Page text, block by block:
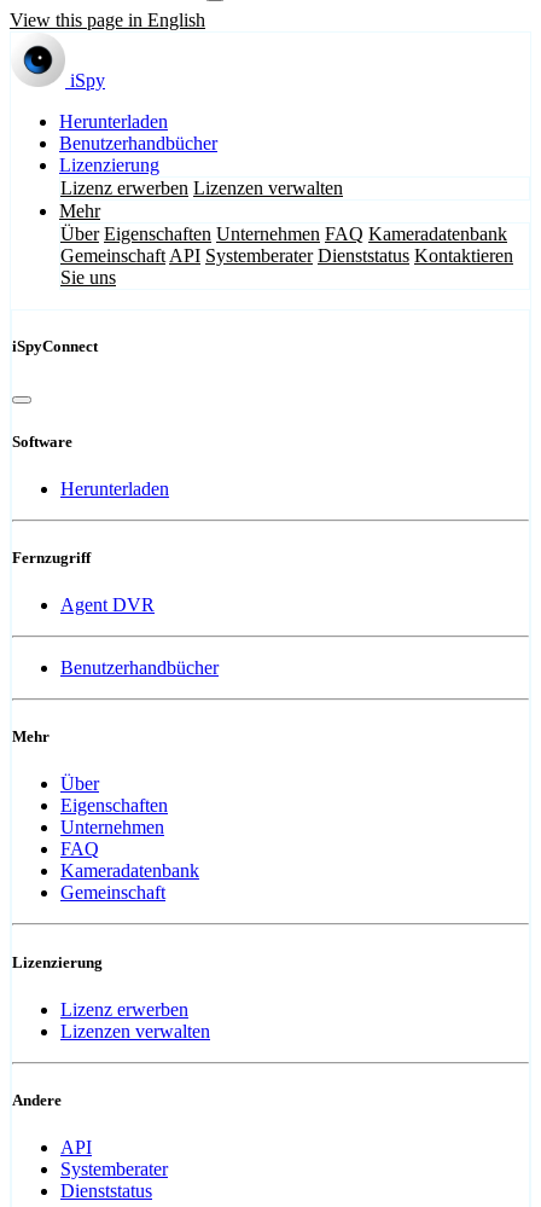
View this page in English
iSpy
Herunterladen
Benutzerhandbücher
Lizenzierung
Lizenz erwerben Lizenzen verwalten
Mehr
Über Eigenschaften Unternehmen FAQ Kameradatenbank
Gemeinschaft API Systemberater Dienststatus Kontaktieren
Sie uns
iSpyConnect
Software
Herunterladen
Fernzugriff
Agent DVR
Benutzerhandbücher
Mehr
Über
Eigenschaften
Unternehmen
FAQ
Kameradatenbank
Gemeinschaft
Lizenzierung
Lizenz erwerben
Lizenzen verwalten
Andere
API
Systemberater
Dienststatus